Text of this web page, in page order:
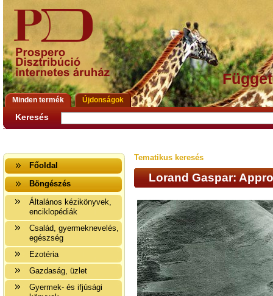
Minden termék Újdonságok
Keresés
Főoldal
Böngészés
Általános kézikönyvek,
enciklopédiák
Család, gyermeknevelés,
egészség
Ezotéria
Gazdaság, üzlet
Gyermek- és ifjúsági
Tematikus keresés
Lorand Gaspar: